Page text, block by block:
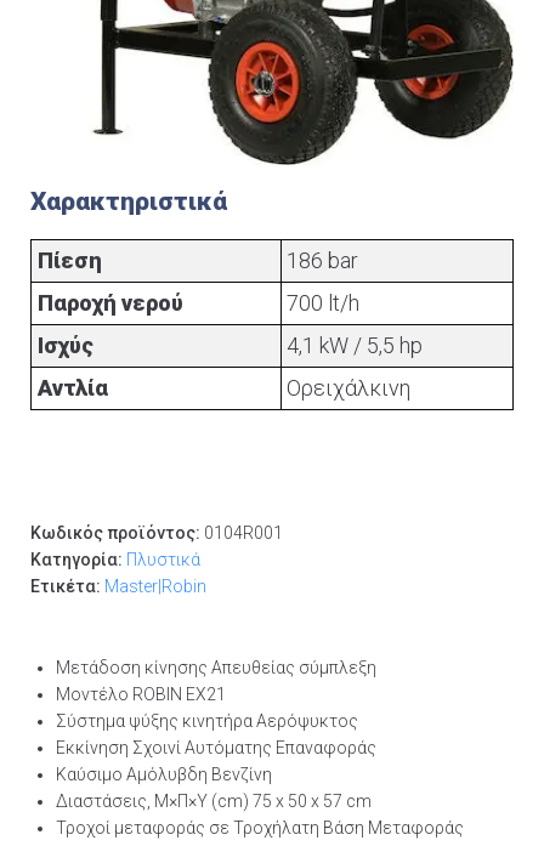
Χαρακτηριστικά
Πίεση
186 bar
Παροχή νερού
700 lt/h
Ισχύς
4,1 kW / 5,5 hp
Αντλία
Ορειχάλκινη
Κωδικός προϊόντος: 0104R001
Κατηγορία: Πλυστικά
Ετικέτα: Master|Robin
Μετάδοση κίνησης Απευθείας σύμπλεξη
Μοντέλο ROBIN EX21
Σύστημα ψύξης κινητήρα Αερόψυκτος
Εκκίνηση Σχοινί Αυτόματης Επαναφοράς
Καύσιμο Αμόλυβδη Βενζίνη
Διαστάσεις, Μ×Π×Υ (cm) 75 x 50 x 57 cm
Τροχοί μεταφοράς σε Τροχήλατη Βάση Μεταφοράς